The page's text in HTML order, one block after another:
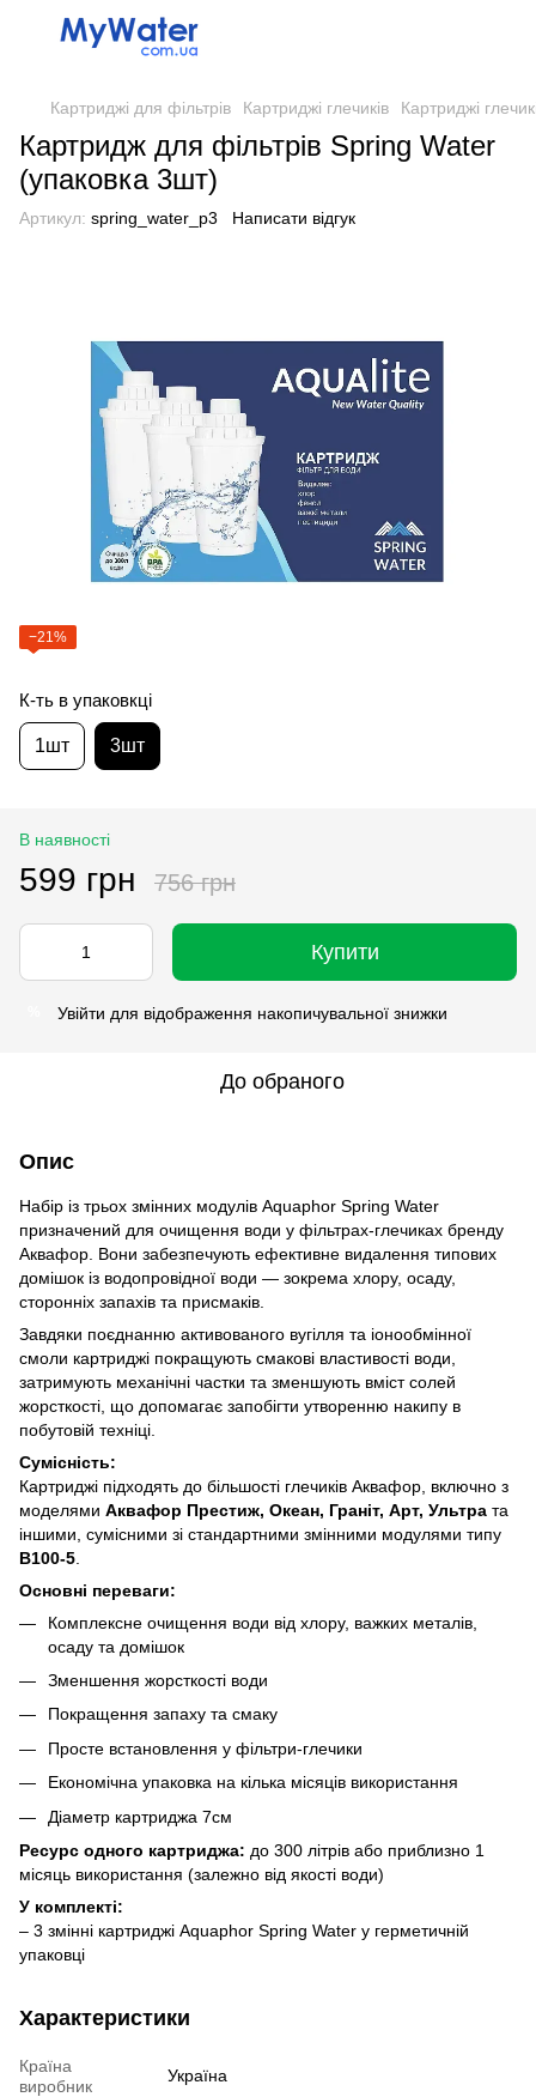
Картриджі для фільтрів Картриджі глечиків Картриджі
Картридж для фільтрів Spring Water
(упаковка 3шт)
Артикул: spring_water_p3 Написати відгук
−21%
К-ть в упаковкці
1шт 3шт
В наявності
599 грн 756 грн
Купити
Увійти для відображення накопичувальної знижки
До обраного
Опис
Набір із трьох змінних модулів Aquaphor Spring Water
призначений для очищення води у фільтрах-глечиках бренду
Аквафор. Вони забезпечують ефективне видалення типових
домішок із водопровідної води — зокрема хлору, осаду,
сторонніх запахів та присмаків.
Завдяки поєднанню активованого вугілля та іонообмінної
смоли картриджі покращують смакові властивості води,
затримують механічні частки та зменшують вміст солей
жорсткості, що допомагає запобігти утворенню накипу в
побутовій техніці.
Сумісність:
Картриджі підходять до більшості глечиків Аквафор, включно з
моделями Аквафор Престиж, Океан, Граніт, Арт, Ультра та
іншими, сумісними зі стандартними змінними модулями типу
B100-5
Основні переваги:
Комплексне очищення води від хлору, важких металів,
осаду та домішок
Зменшення жорсткості води
Покращення запаху та смаку
Просте встановлення у фільтри-глечики
Економічна упаковка на кілька місяців використання
Діаметр картриджа 7см
Ресурс одного картриджа: до 300 літрів або приблизно 1
місяць використання (залежно від якості води)
У комплекті:
– 3 змінні картриджі Aquaphor Spring Water у герметичній
упаковці
Характеристики
Країна
виробник
Україна